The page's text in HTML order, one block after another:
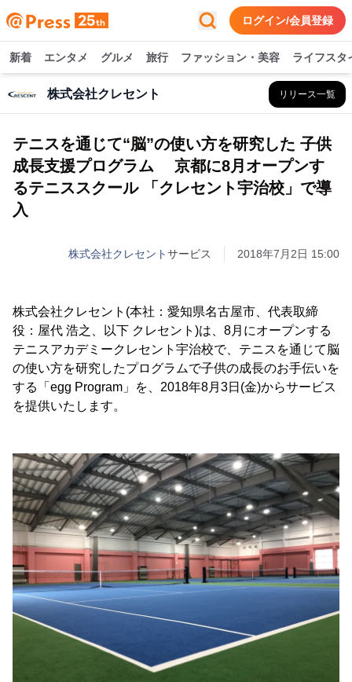
ログイン/会員登録
新着 エンタメ グルメ 旅行 ファッション・美容 ライフスタ
株式会社クレセント リリース一覧
テニスを通じて“脳”の使い方を研究した 子供
成長支援プログラム 京都に8月オープンす
るテニススクール 「クレセント宇治校」で導
入
株式会社クレセントサービス 2018年7月2日 15:00
株式会社クレセント(本社：愛知県名古屋市、代表取締
役：屋代 浩之、以下 クレセント)は、8月にオープンする
テニスアカデミークレセント宇治校で、テニスを通じて脳
の使い方を研究したプログラムで子供の成長のお手伝いを
する「egg Program」を、2018年8月3日(金)からサービス
を提供いたします。